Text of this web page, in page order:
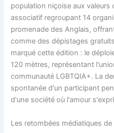
population niçoise aux valeurs
associatif regroupant 14
promenade des Anglais,
comme des dépistages
marqué cette édition : le
120 mètres, représentant
communauté LGBTQIA+. La
spontanée d'un participant
d'une société où l'amour
Les retombées médiatiques